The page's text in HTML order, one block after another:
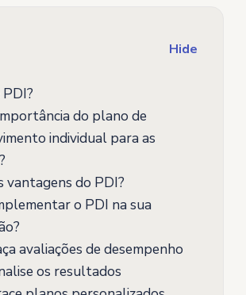
Hide
do plano de
individual para as
vantagens do PDI?
o PDI na sua
avaliações de desempenho
os resultados